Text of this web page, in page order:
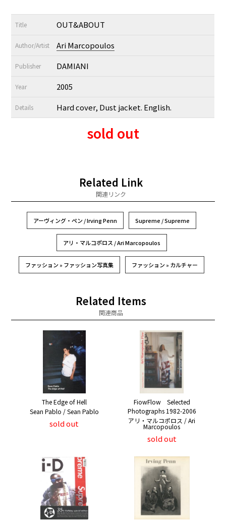
Title OUT&ABOUT
Author/Artist Ari Marcopoulos
Publisher DAMIANI
Year 2005
Details Hard cover, Dust jacket. English.
sold out
Related Link
関連リンク
アーヴィング・ペン / Irving Penn Supreme / Supreme
アリ・マルコポロス / Ari Marcopoulos
ファッション » ファッション写真集 ファッション » カルチャー
Related Items
関連商品
The Edge of Hell
Sean Pablo / Sean Pablo
sold out
FiowFlow Selected
Photographs 1982-2006
アリ・マルコポロス / Ari
Marcopoulos
sold out